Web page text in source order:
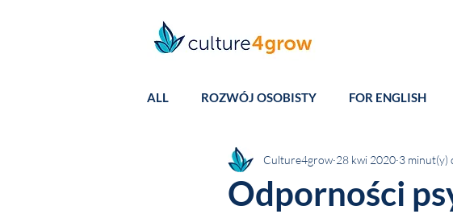
ALL ROZWÓJ OSOBISTY FOR ENGLISH
Odporności
Culture4grow 28 kwi 2020 3 minut(y)